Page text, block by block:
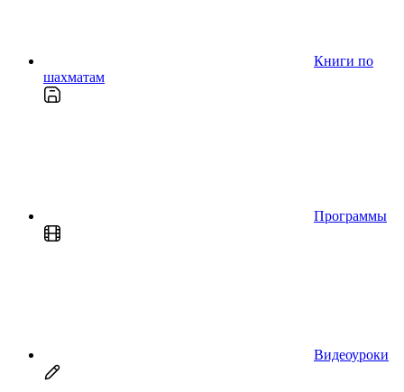
Книги по
шахматам
Программы
Видеоуроки